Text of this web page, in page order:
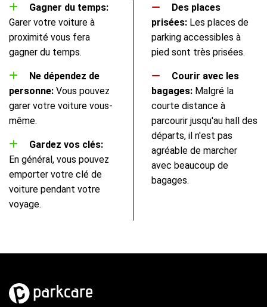
Gagner du temps:
Garer votre voiture à
proximité vous fera
gagner du temps.
Ne dépendez de
personne: Vous pouvez
garer votre voiture vous-
même.
Gardez vos clés:
En général, vous pouvez
emporter votre clé de
voiture pendant votre
voyage.
Des places
prisées: Les places de
parking accessibles à
pied sont très prisées.
Courir avec les
bagages: Malgré la
courte distance à
parcourir jusqu'au hall des
départs, il n'est pas
agréable de marcher
avec beaucoup de
bagages.